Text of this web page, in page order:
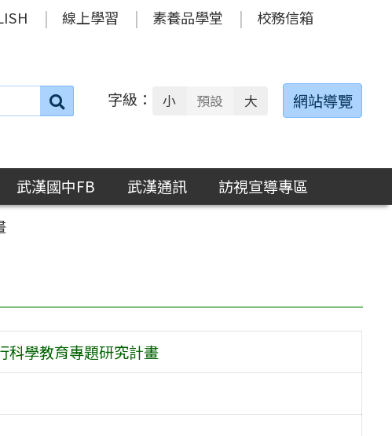
線上學習 素養品學堂 校務信箱
搜
字級： 小 預設 大 網站導覽
武漢國中FB 武漢通訊
訪視宣導專區
科學教育專題研究計畫